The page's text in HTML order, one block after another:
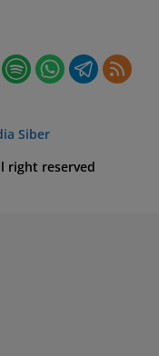
Siber
right reserved